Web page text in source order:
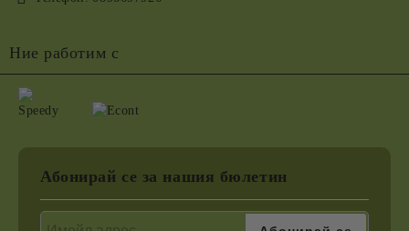
Ние работим с
Абонирай се за нашия бюлетин